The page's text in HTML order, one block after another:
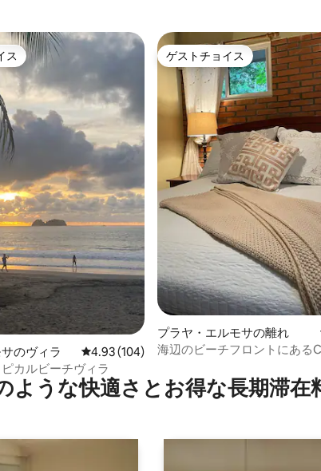
星の平均評価
ョイスです。
ス
のヴィラ レビュー104件、5つ星中4.93つ星の平均評
4.93 (104)
カルビーチヴィラ
ゲストチョイス
ゲストチョイス
プラヤ・エルモサの離れ
海辺のビーチフロントにある
ような快⁠適⁠さ⁠とお⁠得⁠な長⁠期⁠滞⁠在